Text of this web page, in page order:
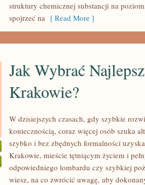
struktury chemicznej substancji na
spojrzeć na [ Read More ]
WYBRAĆ
Jak Wybrać
Krakowie?
W dzisiejszych czasach, gdy szybkie
koniecznością, coraz więcej osób szuka
szybko i bez zbędnych formalności
Krakowie, mieście tętniącym życiem i
odpowiedniego lombardu czy szybkiej
wiesz, na co zwrócić uwagę, aby